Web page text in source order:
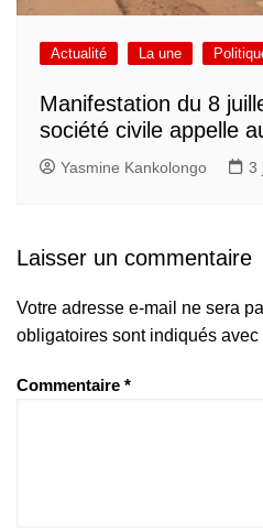
Actualité La une
Manifestation du 8
société civile appelle
Yasmine Kankolongo 3
Laisser un commentaire
Votre adresse e-mail ne sera
obligatoires sont indiqués avec
Commentaire *